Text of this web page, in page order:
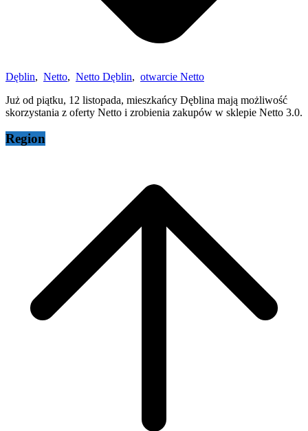
Dęblin, Netto, Netto Dęblin, otwarcie Netto
Już od piątku, 12 listopada, mieszkańcy Dęblina mają możliwość
skorzystania z oferty Netto i zrobienia zakupów w sklepie Netto 3.0.
Region